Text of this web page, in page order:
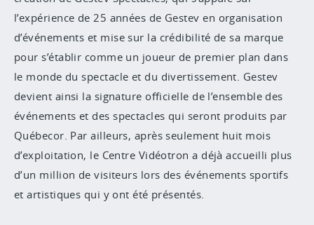
l’expérience de 25 années de Gestev en organisation
d’événements et mise sur la crédibilité de sa marque
pour s’établir comme un joueur de premier plan dans
le monde du spectacle et du divertissement. Gestev
devient ainsi la signature officielle de l’ensemble des
événements et des spectacles qui seront produits par
Québecor. Par ailleurs, après seulement huit mois
d’exploitation, le Centre Vidéotron a déjà accueilli plus
d’un million de visiteurs lors des événements sportifs
et artistiques qui y ont été présentés.